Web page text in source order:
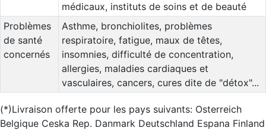
médicaux, instituts de soins et de beauté
Problèmes
de santé
concernés
Asthme, bronchiolites, problèmes
respiratoire, fatigue, maux de têtes,
insomnies, difficulté de concentration,
allergies, maladies cardiaques et
vasculaires, cancers, cures dite de "détox"...
(*)Livraison offerte pour les pays suivants: Osterreich
Belgique Ceska Rep. Danmark Deutschland Espana Finland